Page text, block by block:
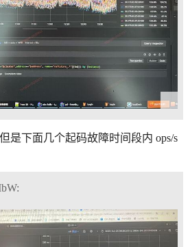
是下面几个起码故障时间段内 ops/s